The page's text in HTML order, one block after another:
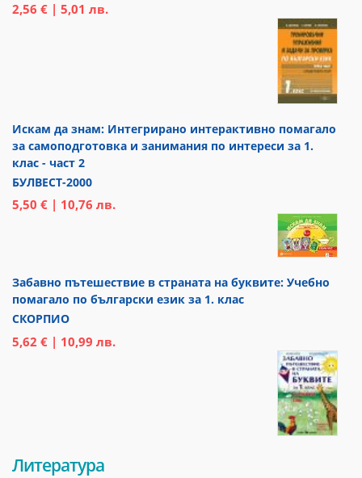
2,56 € | 5,01 лв.
Искам да знам: Интегрирано интерактивно помагало
за самоподготовка и занимания по интереси за 1.
клас - част 2
БУЛВЕСТ-2000
5,50 € | 10,76 лв.
Забавно пътешествие в страната на буквите: Учебно
помагало по български език за 1. клас
СКОРПИО
5,62 € | 10,99 лв.
Литература